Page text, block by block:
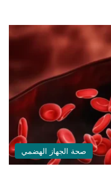
صحة الجهاز الهضمي